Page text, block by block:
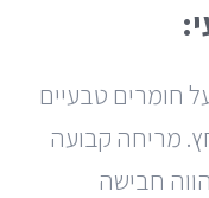
חומרים טבעיים
מריחה קבועה
חבישה